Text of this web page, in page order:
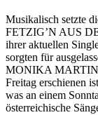
Musikalisch setzte
FETZIG’N AUS
ihrer aktuellen
sorgten für
MONIKA MARTIN,
Freitag erschienen
was an einem
österreichische